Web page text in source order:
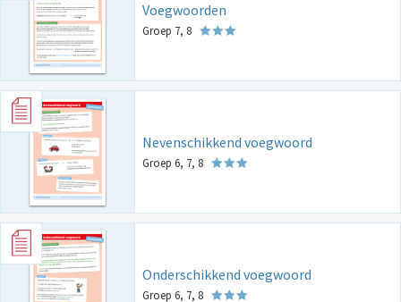
Voegwoorden
Groep 7, 8
Nevenschikkend voegwoord
Groep 6, 7, 8
Onderschikkend voegwoord
Groep 6, 7, 8